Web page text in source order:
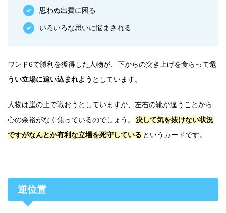
思わぬ出費に困る
いろいろな思いに悩まされる
ワンド6で勝利を獲得した人物が、下からの突き上げを食らって危
うい立場に追い込まれよう としています。
人物は崖の上で戦おうとしていますが、左右の靴が違うことから
心の余裕がなく焦っているのでしょう。
決して気を抜けない状況
ですがなんとか有利な立場を死守している というカードです。
逆位置